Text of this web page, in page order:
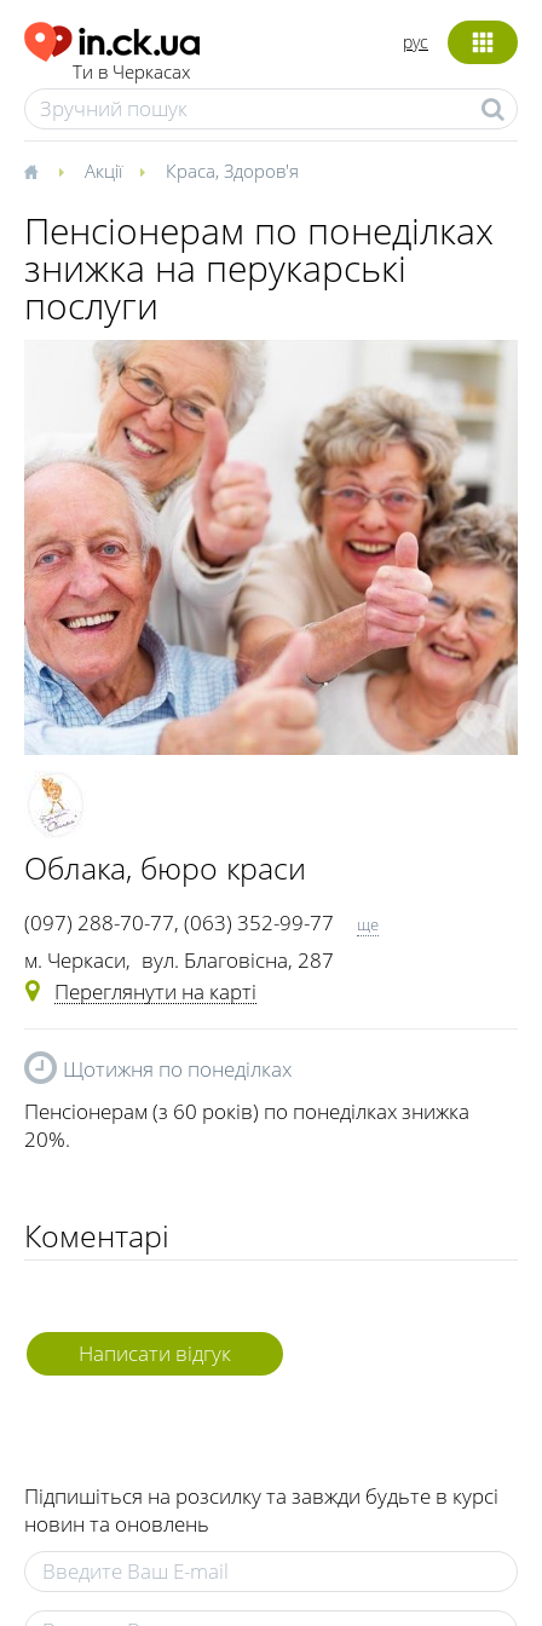
Ти в Черкасах
рус
Акції Краса, Здоров'я
Пенсіонерам по понеділках
знижка на перукарські
послуги
Облака, бюро краси
(097) 288-70-77, (063) 352-99-77
(0472) 50-06-15
ще
м. Черкаси, вул. Благовісна, 287
Переглянути на карті
Щотижня по понеділках
Пенсіонерам (з 60 років) по понеділках знижка
20%.
Коментарі
Написати відгук
Підпишіться на розсилку та завжди будьте в курсі
новин та оновлень